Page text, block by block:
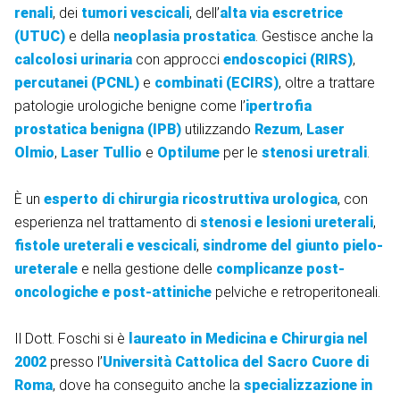
renali, dei tumori vescicali, dell’alta via escretrice
(UTUC) e della neoplasia prostatica. Gestisce anche la
calcolosi urinaria con approcci endoscopici (RIRS),
percutanei (PCNL) e combinati (ECIRS), oltre a trattare
patologie urologiche benigne come l’ipertrofia
prostatica benigna (IPB) utilizzando Rezum, Laser
Olmio, Laser Tullio e Optilume per le stenosi uretrali.
È un esperto di chirurgia ricostruttiva urologica, con
esperienza nel trattamento di stenosi e lesioni ureterali,
fistole ureterali e vescicali, sindrome del giunto pielo-
ureterale e nella gestione delle complicanze post-
oncologiche e post-attiniche pelviche e retroperitoneali.
Il Dott. Foschi si è laureato in Medicina e Chirurgia nel
2002 presso l’Università Cattolica del Sacro Cuore di
Roma, dove ha conseguito anche la specializzazione in